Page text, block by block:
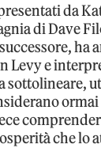
da
di Dave
Levy e
sottolineare,
che lo